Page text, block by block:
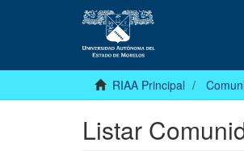
RIAA Principal
Listar